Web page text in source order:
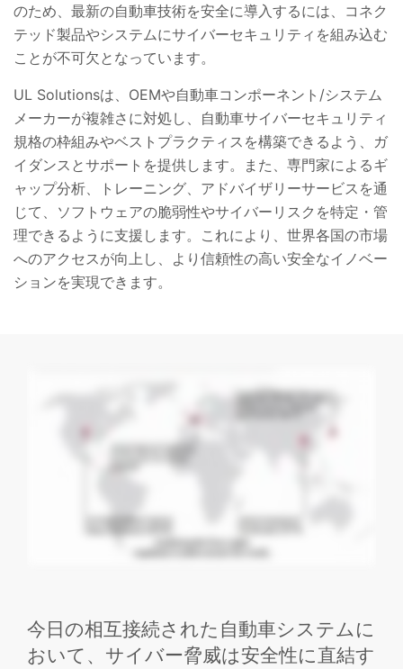
のため、最新の自動車技術を安全に導入するには、コネク
テッド製品やシステムにサイバーセキュリティを組み込む
ことが不可欠となっています。
UL Solutionsは、OEMや自動車コンポーネント/システム
メーカーが複雑さに対処し、自動車サイバーセキュリティ
規格の枠組みやベストプラクティスを構築できるよう、ガ
イダンスとサポートを提供します。また、専門家によるギ
ャップ分析、トレーニング、アドバイザリーサービスを通
じて、ソフトウェアの脆弱性やサイバーリスクを特定・管
理できるように支援します。これにより、世界各国の市場
へのアクセスが向上し、より信頼性の高い安全なイノベー
ションを実現できます。
今日の相互接続された自動車システムに
おいて、サイバー脅威は安全性に直結す